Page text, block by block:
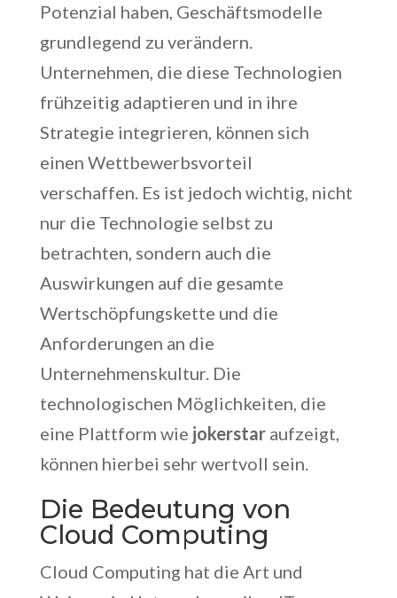
Potenzial haben, Geschäftsmodelle
grundlegend zu verändern.
Unternehmen, die diese Technologien
frühzeitig adaptieren und in ihre
Strategie integrieren, können sich
einen Wettbewerbsvorteil
verschaffen. Es ist jedoch wichtig, nicht
nur die Technologie selbst zu
betrachten, sondern auch die
Auswirkungen auf die gesamte
Wertschöpfungskette und die
Anforderungen an die
Unternehmenskultur. Die
technologischen Möglichkeiten, die
eine Plattform wie jokerstaraufzeigt,
können hierbei sehr wertvoll sein.
Die Bedeutung von
Cloud Computing
Cloud Computing hat die Art und